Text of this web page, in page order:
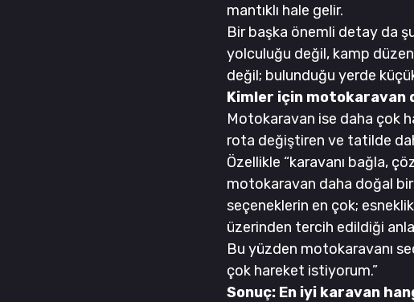
mantıklı hale gelir.
Bir başka önemli detay da
yolculuğu değil, kamp
değil; bulunduğu yerde
Kimler için motokaravan
Motokaravan ise daha çok
rota değiştiren ve tatilde
Özellikle “karavanı bağla,
motokaravan daha doğal
seçeneklerin en çok;
üzerinden tercih edildiği
Bu yüzden motokaravanı
çok hareket istiyorum.”
Sonuç: En iyi karavan